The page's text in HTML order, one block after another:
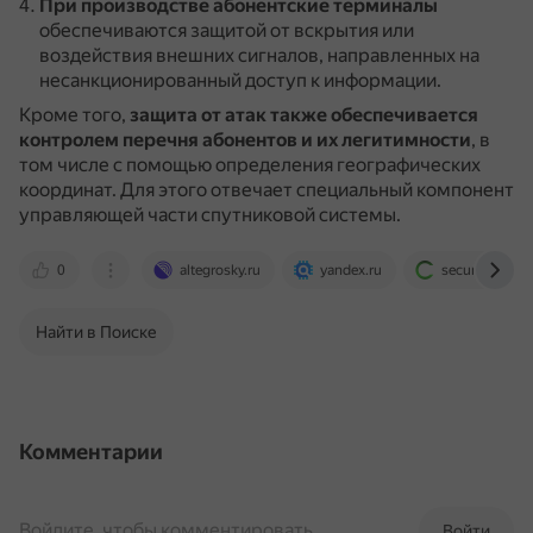
При производстве абонентские терминалы
обеспечиваются защитой от вскрытия или
воздействия внешних сигналов, направленных на
несанкционированный доступ к информации.
Кроме того, защита от атак также обеспечивается
контролем перечня абонентов и их легитимности, в
том числе с помощью определения географических
координат. Для этого отвечает специальный компонент
управляющей части спутниковой системы.
0 altegrosky.ru yandex.ru
Найти в Поиске
Комментарии